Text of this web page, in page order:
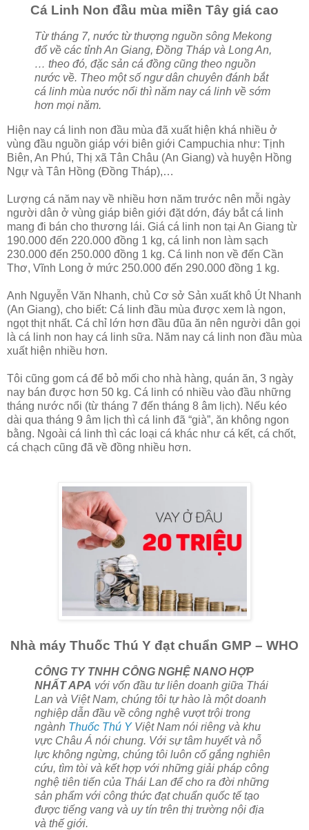
Cá Linh Non đầu mùa miền Tây giá cao
Từ tháng 7, nước từ thượng nguồn sông Mekong
đổ về các tỉnh An Giang, Đồng Tháp và Long An,
… theo đó, đặc sản cá đồng cũng theo nguồn
nước về. Theo một số ngư dân chuyên đánh bắt
cá linh mùa nước nổi thì năm nay cá linh về sớm
hơn mọi năm.
Hiện nay cá linh non đầu mùa đã xuất hiện khá nhiều ở
vùng đầu nguồn giáp với biên giới Campuchia như: Tịnh
Biên, An Phú, Thị xã Tân Châu (An Giang) và huyện Hồng
Ngự và Tân Hồng (Đồng Tháp),…
Lượng cá năm nay về nhiều hơn năm trước nên mỗi ngày
người dân ở vùng giáp biên giới đặt dớn, đáy bắt cá linh
mang đi bán cho thương lái. Giá cá linh non tại An Giang từ
190.000 đến 220.000 đồng 1 kg, cá linh non làm sạch
230.000 đến 250.000 đồng 1 kg. Cá linh non về đến Cần
Thơ, Vĩnh Long ở mức 250.000 đến 290.000 đồng 1 kg.
Anh Nguyễn Văn Nhanh, chủ Cơ sở Sản xuất khô Út Nhanh
(An Giang), cho biết: Cá linh đầu mùa được xem là ngon,
ngọt thịt nhất. Cá chỉ lớn hơn đầu đũa ăn nên người dân gọi
là cá linh non hay cá linh sữa. Năm nay cá linh non đầu mùa
xuất hiện nhiều hơn.
Tôi cũng gom cá để bỏ mối cho nhà hàng, quán ăn, 3 ngày
nay bán được hơn 50 kg. Cá linh có nhiều vào đầu những
tháng nước nổi (từ tháng 7 đến tháng 8 âm lịch). Nếu kéo
dài qua tháng 9 âm lịch thì cá linh đã “già”, ăn không ngon
bằng. Ngoài cá linh thì các loại cá khác như cá kết, cá chốt,
cá chạch cũng đã về đồng nhiều hơn.
Nhà máy Thuốc Thú Y đạt chuẩn GMP – WHO
CÔNG TY TNHH CÔNG NGHỆ NANO HỢP
NHẤT APA với vốn đầu tư liên doanh giữa Thái
Lan và Việt Nam, chúng tôi tự hào là một doanh
nghiệp dẫn đầu về công nghệ vượt trội trong
ngành Thuốc Thú YViệt Nam nói riêng và khu
vực Châu Á nói chung. Với sự tâm huyết và nỗ
lực không ngừng, chúng tôi luôn cố gắng nghiên
cứu, tìm tòi và kết hợp với những giải pháp công
nghệ tiên tiến của Thái Lan để cho ra đời những
sản phẩm với công thức đạt chuẩn quốc tế tạo
được tiếng vang và uy tín trên thị trường nội địa
và thế giới.